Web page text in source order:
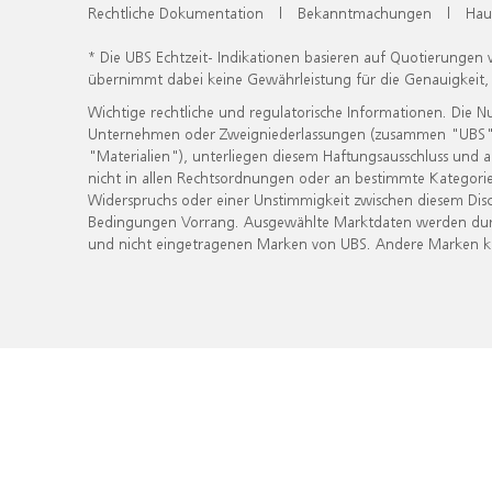
Rechtliche Dokumentation | Bekanntmachungen |
* Die UBS Echtzeit- Indikationen basieren auf
übernimmt dabei keine Gewährleistung für die
Wichtige rechtliche und regulatorische Informationen. Die
Unternehmen oder Zweigniederlassungen (zusammen
"Materialien"), unterliegen diesem Haftungsausschluss
nicht in allen Rechtsordnungen oder an bestimmte
Widerspruchs oder einer Unstimmigkeit zwischen diesem
Bedingungen Vorrang. Ausgewählte Marktdaten werden
und nicht eingetragenen Marken von UBS. Andere Marken